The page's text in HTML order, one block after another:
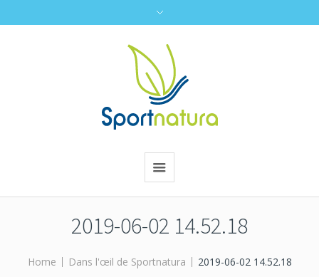
2019-06-02 14.52.18
Home Dans l'œil de Sportnatura 2019-06-02 14.52.18